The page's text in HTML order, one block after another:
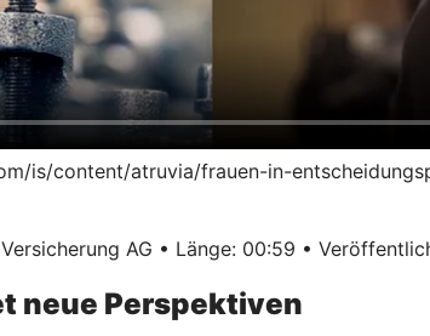
is/content/atruvia/frauen-in-
AG • Länge: 00:59 •
neue Perspektiven